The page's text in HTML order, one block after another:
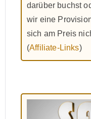
darüber buchst
wir eine
sich am Preis
(Affiliate-Links)